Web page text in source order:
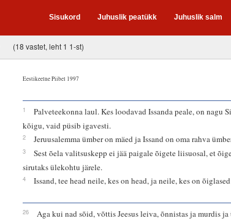
Sisukord Juhuslik peatükk Juhuslik salm
(18 vastet, leht 1 1-st)
Eestikeelne Piibel 1997
1
Palveteekonna laul. Kes loodavad Issanda peale, on nagu
kõigu, vaid püsib igavesti.
2 Jeruusalemma ümber on mäed ja Issand on oma rahva
3
Sest õela valitsuskepp ei jää paigale õigete liisuosal, et
sirutaks ülekohtu järele.
4 Issand, tee head neile, kes on head, ja neile, kes on
26
Aga kui nad sõid, võttis Jeesus leiva, õnnistas ja murdis